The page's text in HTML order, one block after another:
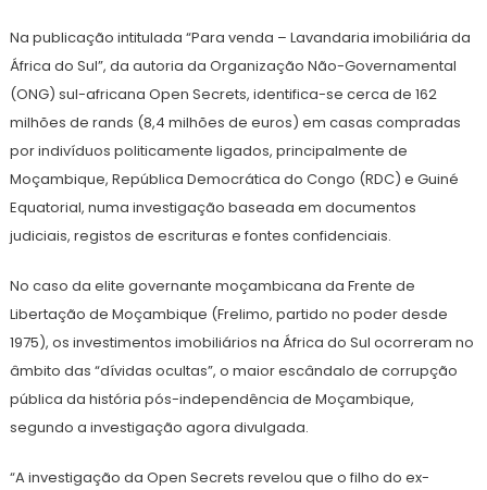
Na publicação intitulada “Para venda – Lavandaria imobiliária da
África do Sul”, da autoria da Organização Não-Governamental
(ONG) sul-africana Open Secrets, identifica-se cerca de 162
milhões de rands (8,4 milhões de euros) em casas compradas
por indivíduos politicamente ligados, principalmente de
Moçambique, República Democrática do Congo (RDC) e Guiné
Equatorial, numa investigação baseada em documentos
judiciais, registos de escrituras e fontes confidenciais.
No caso da elite governante moçambicana da Frente de
Libertação de Moçambique (Frelimo, partido no poder desde
1975), os investimentos imobiliários na África do Sul ocorreram no
âmbito das “dívidas ocultas”, o maior escândalo de corrupção
pública da história pós-independência de Moçambique,
segundo a investigação agora divulgada.
“A investigação da Open Secrets revelou que o filho do ex-